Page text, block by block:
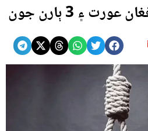
ڪراچي: گھر مان افغان عورت ۽ 3 ٻارن جون